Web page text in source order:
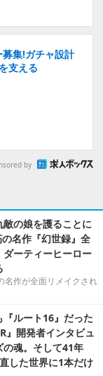
集!ガチャ設計
支える
by
の娘を護ることに
名作『幻世録』全
ーティーヒーロー
名作が全面リメイクされ
ルート16』だった
』開発者インタビュ
魂。そして41年
した世界に1本だけ